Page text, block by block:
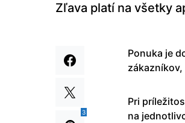
Zľava platí na všetky
3
Ponuka je
Pri
na